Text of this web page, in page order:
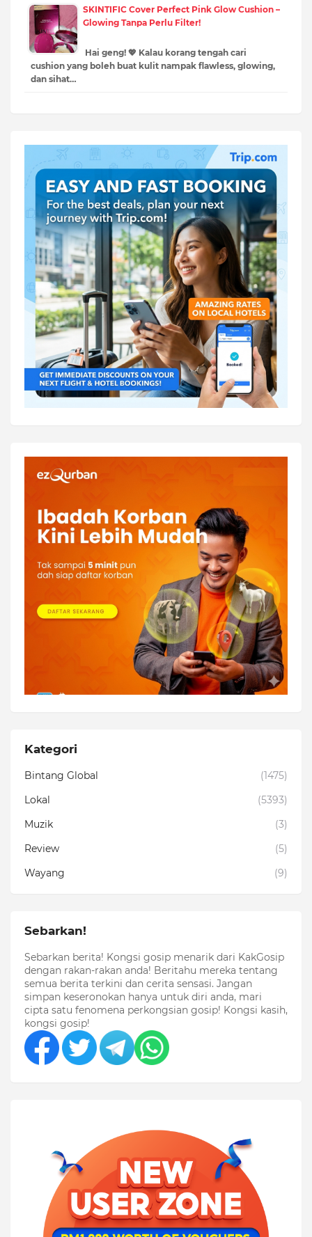
SKINTIFIC Cover Perfect Pink Glow Cushion –
Glowing Tanpa Perlu Filter!
Hai geng! 💖 Kalau korang tengah cari
cushion yang boleh buat kulit nampak flawless, glowing,
dan sihat…
Kategori
Bintang Global
(1475)
Lokal
(5393)
Muzik
(3)
Review
(5)
Wayang
(9)
Sebarkan!
Sebarkan berita! Kongsi gosip menarik dari KakGosip
dengan rakan-rakan anda! Beritahu mereka tentang
semua berita terkini dan cerita sensasi. Jangan
simpan keseronokan hanya untuk diri anda, mari
cipta satu fenomena perkongsian gosip! Kongsi kasih,
kongsi gosip!